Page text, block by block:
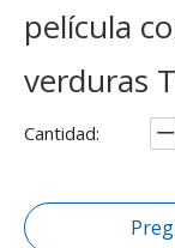
película
verduras
Cantidad: